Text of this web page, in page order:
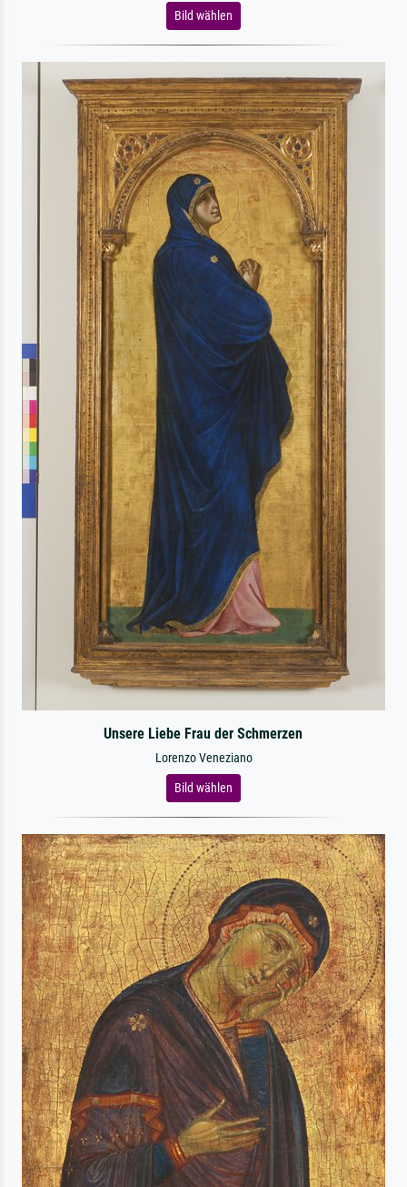
Bild wählen
Unsere Liebe Frau der Schmerzen
Lorenzo Veneziano
Bild wählen